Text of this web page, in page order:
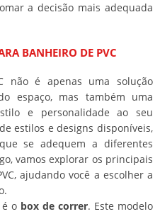
a decisão mais adequada
BANHEIRO DE PVC
não é apenas uma solução
espaço, mas também uma
e personalidade ao seu
estilos e designs disponíveis,
se adequem a diferentes
vamos explorar os principais
ajudando você a escolher a
o box de correr. Este modelo